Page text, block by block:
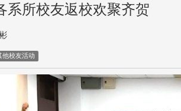
系所校友返校欢聚齐贺
他校友活动